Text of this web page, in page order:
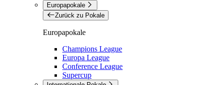
Europapokale
Zurück zu Pokale
Europapokale
Champions League
Europa League
Conference League
Supercup